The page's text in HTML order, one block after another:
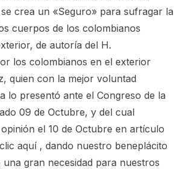
crea un «Seguro» para sufragar la
cuerpos de los colombianos
de autoría del H.
los colombianos en el exterior
quien con la mejor voluntad
lo presentó ante el Congreso de la
09 de Octubre, y del cual
el 10 de Octubre en artículo
aquí , dando nuestro beneplácito
gran necesidad para nuestros